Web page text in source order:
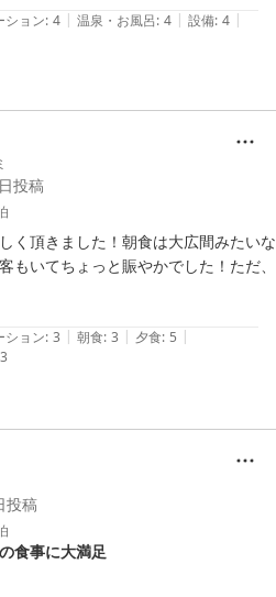
ション: 4 | 温泉・お風呂: 4 | 設備: 4 |
投稿
く頂きました！朝食は大広間みたいな
もいてちょっと賑やかでした！ただ、
ション: 3 | 朝食: 3 | 夕食: 5 |
3
投稿
食事に大満足